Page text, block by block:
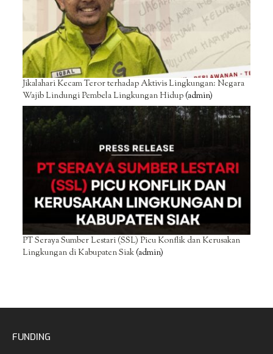
Jikalahari Kecam Teror terhadap Aktivis Lingkungan: Negara
Wajib Lindungi Pembela Lingkungan Hidup(admin)
PT Seraya Sumber Lestari (SSL) Picu Konflik dan Kerusakan
Lingkungan di Kabupaten Siak(admin)
FUNDING